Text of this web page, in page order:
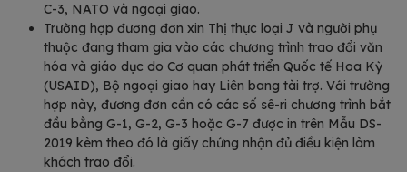
C-3, NATO và ngoại giao.
Trường hợp đương đơn xin Thị thực loại J và người phụ
thuộc đang tham gia vào các chương trình trao đổi văn
hóa và giáo dục do Cơ quan phát triển Quốc tế Hoa Kỳ
(USAID), Bộ ngoại giao hay Liên bang tài trợ. Với trường
hợp này, đương đơn cần có các số sê-ri chương trình bắt
đầu bằng G-1, G-2, G-3 hoặc G-7 được in trên Mẫu DS-
2019 kèm theo đó là giấy chứng nhận đủ điều kiện làm
khách trao đổi.